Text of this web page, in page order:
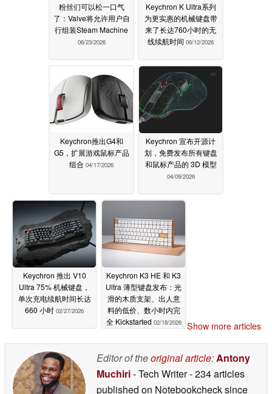
粉丝们可以松一口气
了：Valve将允许用户自
行组装Steam Machine
06/23/2026
Keychron K Ultra系列
为更实惠的机械键盘带
来了长达760小时的无
线续航时间 06/12/2026
Keychron推出G4和
G5，扩展游戏鼠标产品
组合 04/17/2026
Keychron 宣布开源计
划，免费发布所有键盘
和鼠标产品的 3D 模型
04/09/2026
Keychron 推出 V10
Ultra 75% 机械键盘，
单次充电续航时间长达
660 小时 02/27/2026
Keychron K3 HE 和 K3
Ultra 薄型键盘发布：光
滑的木质支架、出人意
料的低价、数小时内完
全 Kickstarted 02/18/2026 Show more articles
Editor of theoriginal article:Antony
Muchiri- Tech Writer- 234 articles
published on Notebookchecksince